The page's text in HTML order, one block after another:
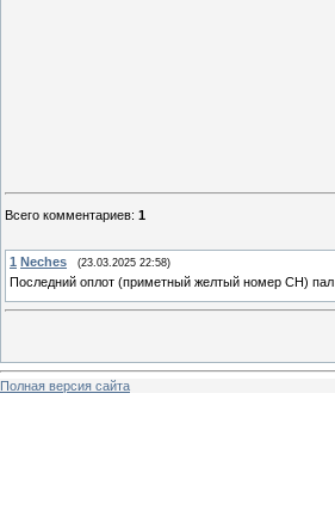
Всего комментариев: 1
1 Neches (23.03.2025 22:58)
Последний оплот (приметный желтый номер СН) пал
Полная версия сайта